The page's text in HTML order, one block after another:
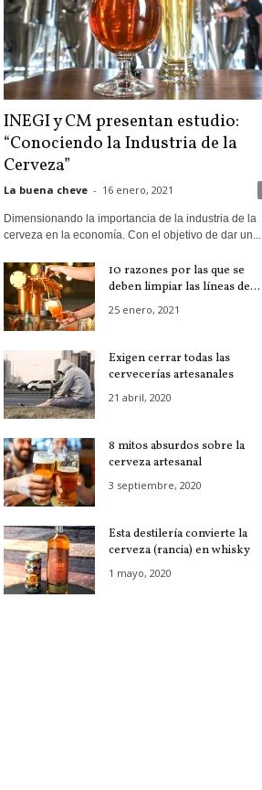
INEGI y CM presentan estudio:
“Conociendo la Industria de la
Cerveza”
La buena cheve - 16 enero, 2021
Dimensionando la importancia de la industria de la
cerveza en la economía. Con el objetivo de dar un...
10 razones por las que se
deben limpiar las líneas de...
25 enero, 2021
Exigen cerrar todas las
cervecerías artesanales
21 abril, 2020
8 mitos absurdos sobre la
cerveza artesanal
3 septiembre, 2020
Esta destilería convierte la
cerveza (rancia) en whisky
1 mayo, 2020